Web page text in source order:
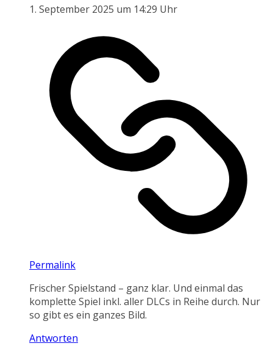
1. September 2025 um 14:29 Uhr
Permalink
Frischer Spielstand – ganz klar. Und einmal das
komplette Spiel inkl. aller DLCs in Reihe durch. Nur
so gibt es ein ganzes Bild.
Antworten